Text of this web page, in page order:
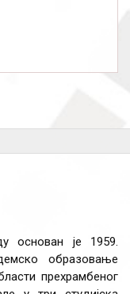
основан је 1959.
образовање
прехрамбеног